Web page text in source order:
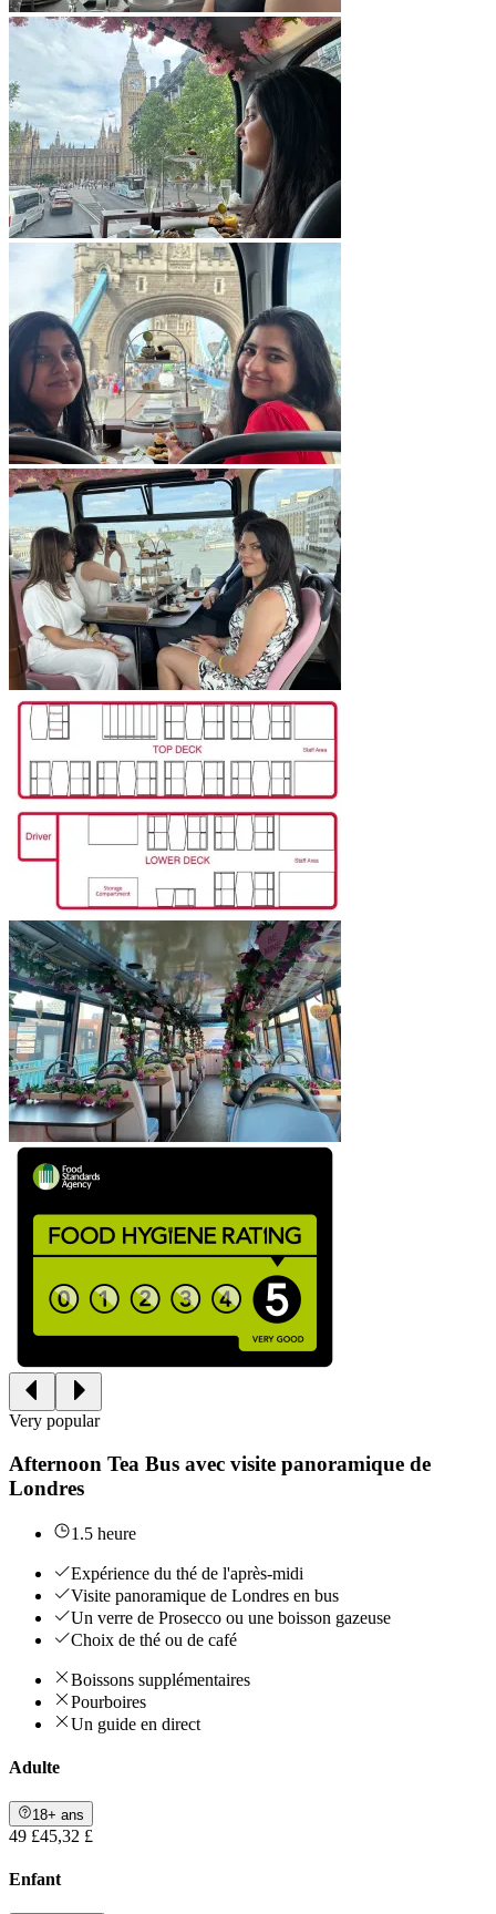
Very popular
Afternoon Tea Bus avec visite panoramique de
Londres
1.5 heure
Expérience du thé de l'après-midi
Visite panoramique de Londres en bus
Un verre de Prosecco ou une boisson gazeuse
Choix de thé ou de café
Boissons supplémentaires
Pourboires
Un guide en direct
Adulte
18+ ans
49 £45,32 £
Enfant